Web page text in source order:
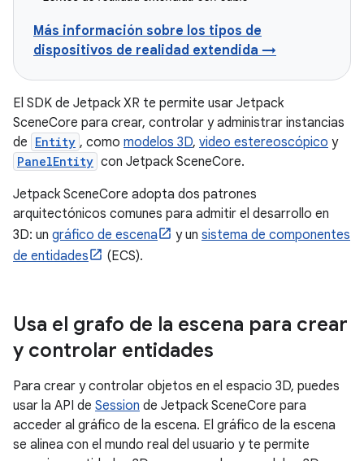
Más información sobre los tipos de
dispositivos de realidad extendida →
El SDK de Jetpack XR te permite usar Jetpack
SceneCore para crear, controlar y administrar instancias
de Entity , como modelos 3D, video estereoscópico y
PanelEntity con Jetpack SceneCore.
Jetpack SceneCore adopta dos patrones
arquitectónicos comunes para admitir el desarrollo en
3D: un gráfico de escena y un sistema de componentes
de entidades
(ECS).
Usa el grafo de la escena para crear
y controlar entidades
Para crear y controlar objetos en el espacio 3D, puedes
usar la API de Session de Jetpack SceneCore para
acceder al gráfico de la escena. El gráfico de la escena
se alinea con el mundo real del usuario y te permite